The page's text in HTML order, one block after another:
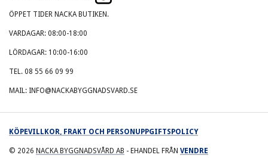
ÖPPET TIDER NACKA BUTIKEN.
VARDAGAR: 08:00-18:00
LÖRDAGAR: 10:00-16:00
TEL. 08 55 66 09 99
MAIL: INFO@NACKABYGGNADSVARD.SE
KÖPEVILLKOR, FRAKT OCH PERSONUPPGIFTSPOLICY
© 2026 NACKA BYGGNADSVÅRD AB - EHANDEL FRÅN VENDRE